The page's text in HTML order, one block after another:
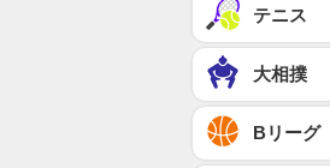
テニス
大相撲
Bリーグ